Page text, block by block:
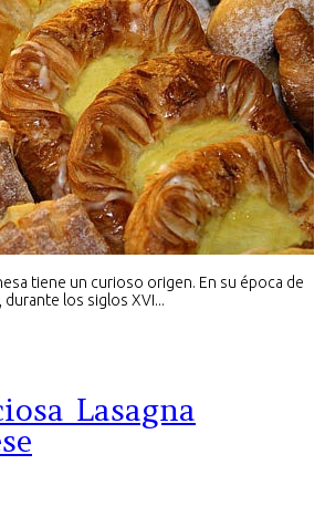
tiene un curioso origen. En su época de
los siglos XVI...
Lasagna